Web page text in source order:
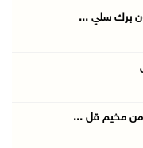
برك سلي ...
من مخيم قل ...